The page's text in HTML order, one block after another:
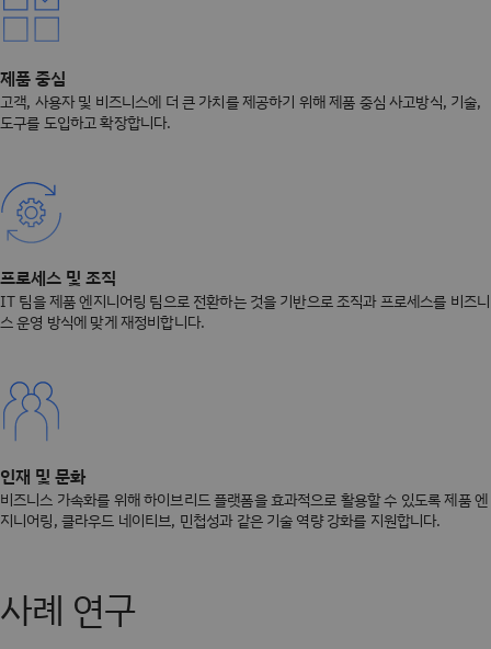
제품 중심
고객, 사용자 및 비즈니스에 더 큰 가치를 제공하기 위해 제품 중심 사고방식, 기술,
도구를 도입하고 확장합니다.
프로세스 및 조직
IT 팀을 제품 엔지니어링 팀으로 전환하는 것을 기반으로 조직과 프로세스를 비즈니
스 운영 방식에 맞게 재정비합니다.
인재 및 문화
비즈니스 가속화를 위해 하이브리드 플랫폼을 효과적으로 활용할 수 있도록 제품 엔
지니어링, 클라우드 네이티브, 민첩성과 같은 기술 역량 강화를 지원합니다.
사례 연구